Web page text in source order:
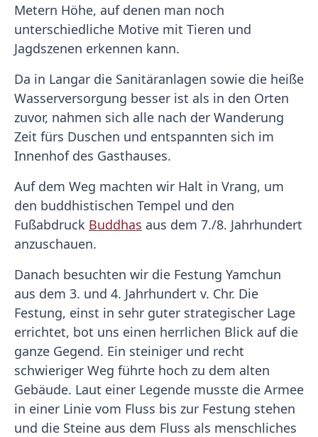
Metern Höhe, auf denen man noch
unterschiedliche Motive mit Tieren und
Jagdszenen erkennen kann.
Da in Langar die Sanitäranlagen sowie die heiße
Wasserversorgung besser ist als in den Orten
zuvor, nahmen sich alle nach der Wanderung
Zeit fürs Duschen und entspannten sich im
Innenhof des Gasthauses.
Auf dem Weg machten wir Halt in Vrang, um
den buddhistischen Tempel und den
Fußabdruck Buddhas aus dem 7./8. Jahrhundert
anzuschauen.
Danach besuchten wir die Festung Yamchun
aus dem 3. und 4. Jahrhundert v. Chr. Die
Festung, einst in sehr guter strategischer Lage
errichtet, bot uns einen herrlichen Blick auf die
ganze Gegend. Ein steiniger und recht
schwieriger Weg führte hoch zu dem alten
Gebäude. Laut einer Legende musste die Armee
in einer Linie vom Fluss bis zur Festung stehen
und die Steine aus dem Fluss als menschliches